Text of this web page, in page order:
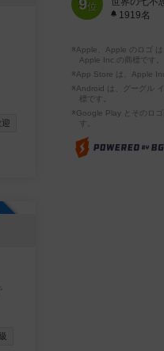
9位
1919名
※Apple、Apple のロゴ は
Apple Inc.の商標です。
※App Store は、Apple
※Android は、グーグル
標です。
※Google Play とそのロ
す。